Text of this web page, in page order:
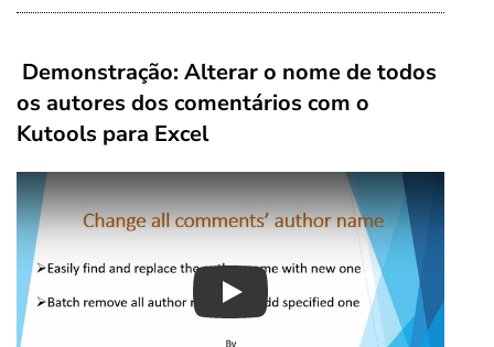
Demonstração: Alterar o nome de todos
os autores dos comentários com o
Kutools para Excel
Play